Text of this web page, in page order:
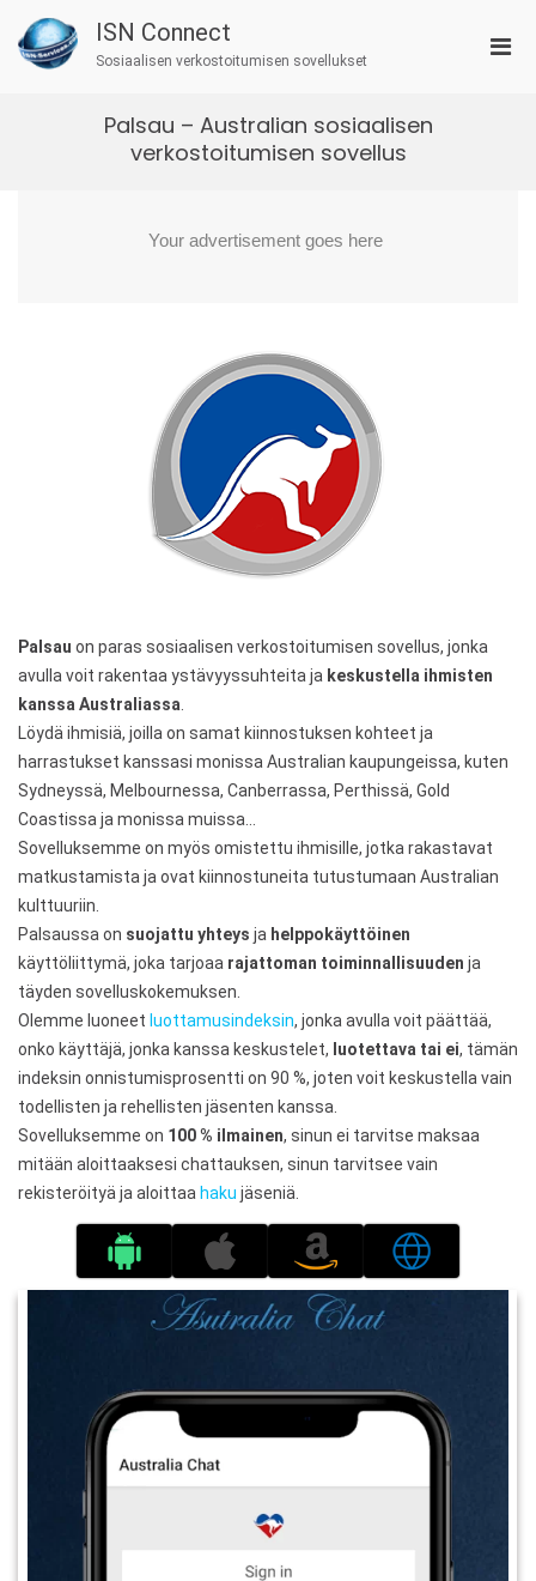
content
ISN Connect
Sosiaalisen verkostoitumisen sovellukset
Palsau – Australian sosiaalisen
verkostoitumisen sovellus
Palsau on paras sosiaalisen verkostoitumisen sovellus, jonka
avulla voit rakentaa ystävyyssuhteita ja keskustella ihmisten
kanssa Australiassa
Löydä ihmisiä, joilla on samat kiinnostuksen kohteet ja
harrastukset kanssasi monissa Australian kaupungeissa, kuten
Sydneyssä, Melbournessa, Canberrassa, Perthissä, Gold
Coastissa ja monissa muissa…
Sovelluksemme on myös omistettu ihmisille, jotka rakastavat
matkustamista ja ovat kiinnostuneita tutustumaan Australian
kulttuuriin.
Palsaussa on suojattu yhteys ja helppokäyttöinen
käyttöliittymä, joka tarjoaa rajattoman toiminnallisuuden ja
täyden sovelluskokemuksen.
Olemme luoneet luottamusindeksin, jonka avulla voit päättää,
onko käyttäjä, jonka kanssa keskustelet, luotettava tai ei, tämän
indeksin onnistumisprosentti on 90 %, joten voit keskustella vain
todellisten ja rehellisten jäsenten kanssa.
Sovelluksemme on 100 % ilmainen, sinun ei tarvitse maksaa
mitään aloittaaksesi chattauksen, sinun tarvitsee vain
rekisteröityä ja aloittaa haku jäseniä.